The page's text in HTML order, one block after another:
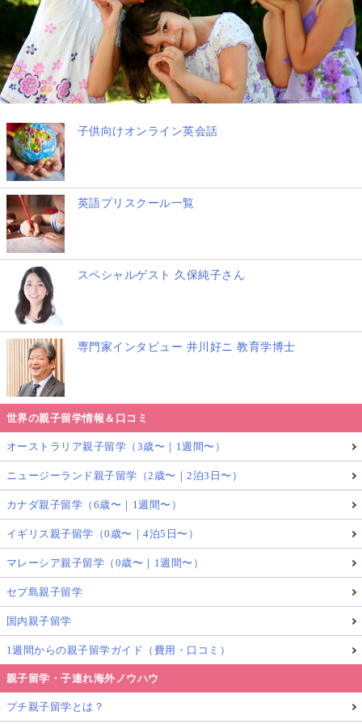
子供向けオンライン英会話
英語プリスクール一覧
スペシャルゲスト 久保純子さん
専門家インタビュー 井川好ニ 教育学博士
世界の親子留学情報＆口コミ
オーストラリア親子留学（3歳〜｜1週間〜）
ニュージーランド親子留学（2歳〜｜2泊3日〜）
カナダ親子留学（6歳〜｜1週間〜）
イギリス親子留学（0歳〜｜4泊5日〜）
マレーシア親子留学（0歳〜｜1週間〜）
セブ島親子留学
国内親子留学
1週間からの親子留学ガイド（費用・口コミ）
親子留学・子連れ海外ノウハウ
プチ親子留学とは？